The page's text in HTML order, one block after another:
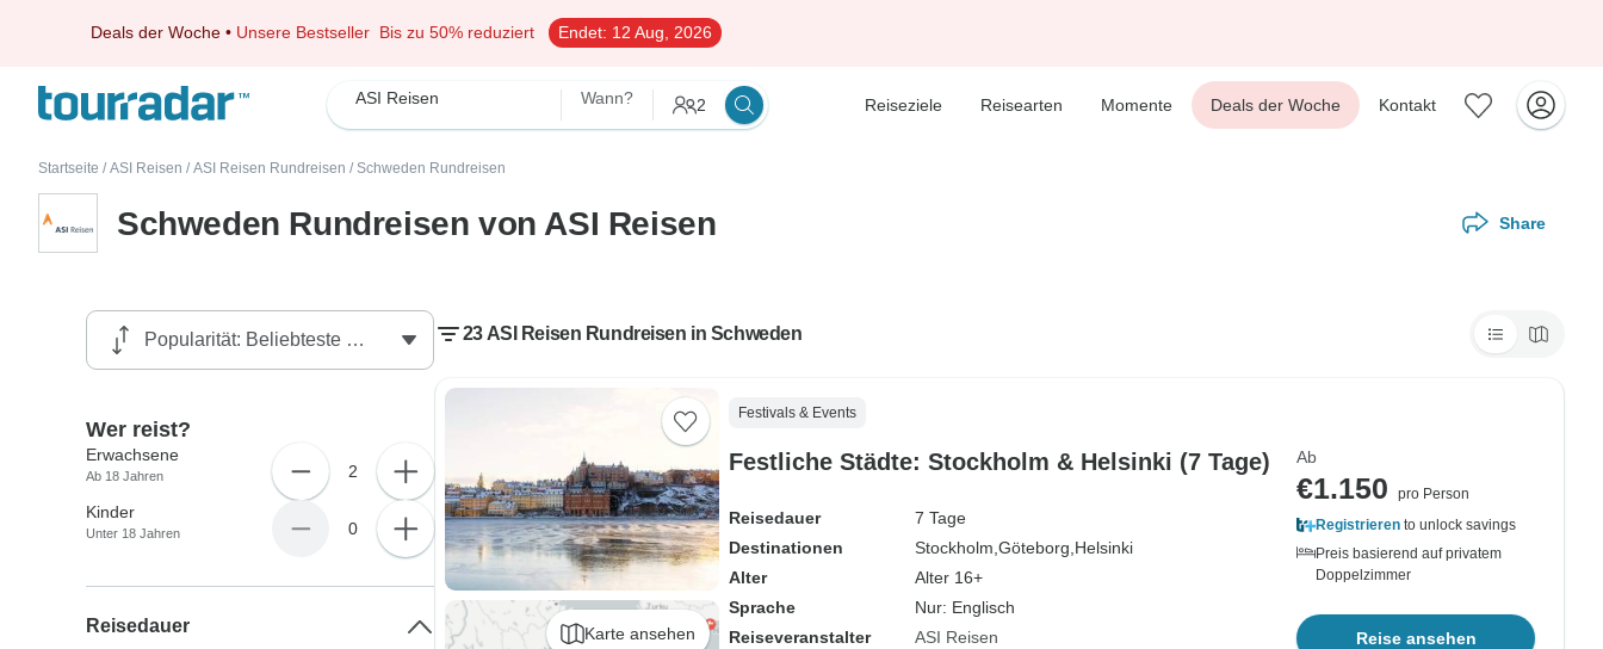
Deals der Woche • Unsere Bestseller Bis zu 50% reduziert Endet: 12 Aug, 2026
ASI Reisen Wann? 2 Reiseziele Reisearten Momente Deals der Woche Kontakt
Startseite / ASI Reisen / ASI Reisen Rundreisen / Schweden Rundreisen
Schweden Rundreisen von ASI Reisen Share
23 ASI Reisen Rundreisen in Schweden
Karte ansehen
Festivals & Events
Festliche Städte: Stockholm & Helsinki (7 Tage)
Reisedauer
7 Tage
Destinationen
Stockholm, Göteborg, Helsinki
Alter
Alter 16+
Sprache
Nur: Englisch
Reiseveranstalter
ASI Reisen
Ab
€1.150
pro Person
Registrieren to unlock savings
Preis basierend auf privatem
Doppelzimmer
Reise ansehen
Wer reist?
Erwachsene
Ab 18 Jahren 2
Kinder
Unter 18 Jahren 0
Reisedauer